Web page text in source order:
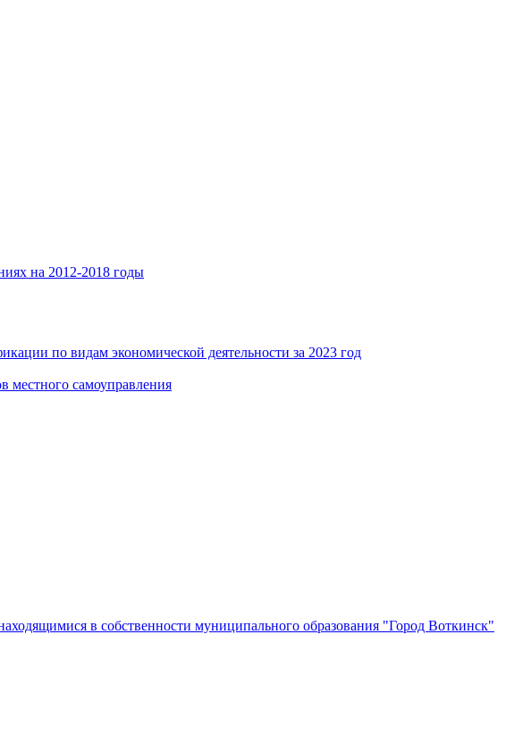
на 2012-2018 годы
по видам экономической деятельности за 2023 год
местного самоуправления
в собственности муниципального образования "Город Воткинск"